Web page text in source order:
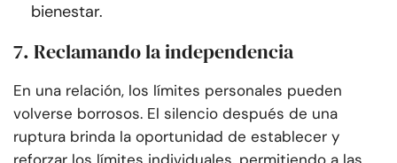
bienestar.
7. Reclamando la independencia
En una relación, los límites personales pueden
volverse borrosos. El silencio después de una
ruptura brinda la oportunidad de establecer y